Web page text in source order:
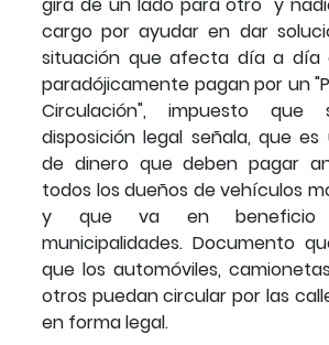
gira de un lado para otro" y
cargo por ayudar en dar
situación que afecta día a día
paradójicamente pagan por un
Circulación", impuesto que
disposición legal señala, que
de dinero que deben pagar
todos los dueños de vehículos
y que va en
municipalidades. Documento
que los automóviles,
otros puedan circular por las
en forma legal.